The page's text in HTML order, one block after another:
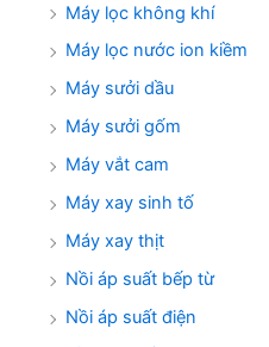
Máy lọc không khí
Máy lọc nước ion kiềm
Máy sưởi dầu
Máy sưởi gốm
Máy vắt cam
Máy xay sinh tố
Máy xay thịt
Nồi áp suất bếp từ
Nồi áp suất điện